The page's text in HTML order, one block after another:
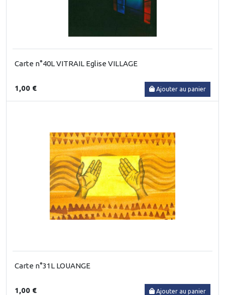
Carte n°40L VITRAIL Eglise VILLAGE
1,00 € Ajouter au panier
Carte n°31L LOUANGE
1,00 € Ajouter au panier